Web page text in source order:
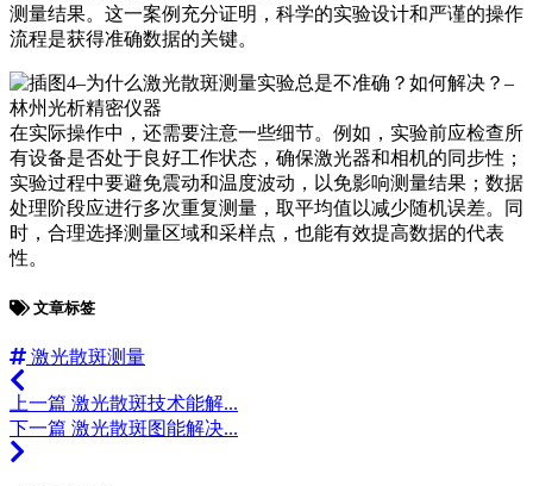
测量结果。这一案例充分证明，科学的实验设计和严谨的操作
流程是获得准确数据的关键。
在实际操作中，还需要注意一些细节。例如，实验前应检查所
有设备是否处于良好工作状态，确保激光器和相机的同步性；
实验过程中要避免震动和温度波动，以免影响测量结果；数据
处理阶段应进行多次重复测量，取平均值以减少随机误差。同
时，合理选择测量区域和采样点，也能有效提高数据的代表
性。
文章标签
激光散斑测量
上一篇 激光散斑技术能解...
下一篇 激光散斑图能解决...